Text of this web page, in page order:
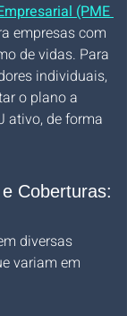
(PME
empresas com
de vidas. Para
individuais,
o plano a
ativo, de forma
Coberturas:
diversas
variam em